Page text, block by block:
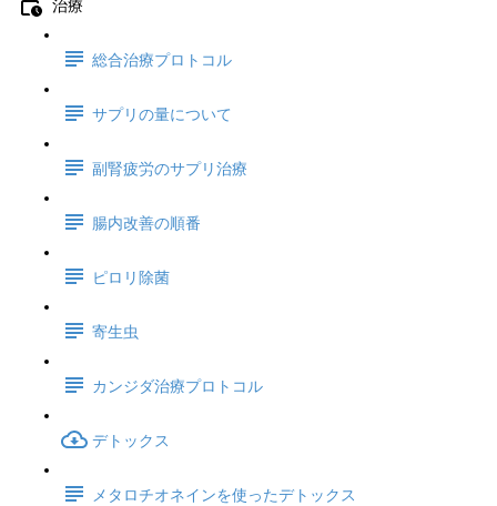
治療
総合治療プロトコル
サプリの量について
副腎疲労のサプリ治療
腸内改善の順番
ピロリ除菌
寄生虫
カンジダ治療プロトコル
デトックス
メタロチオネインを使ったデトックス